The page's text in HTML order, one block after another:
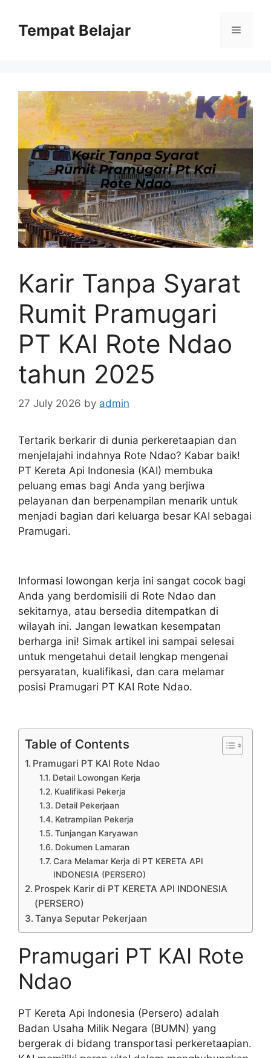
contentTempat Belajar Menu
Karir Tanpa Syarat
Rumit Pramugari
PT KAI Rote Ndao
tahun 2025
27 July 2026 by admin
Tertarik berkarir di dunia perkeretaapian dan
menjelajahi indahnya Rote Ndao? Kabar baik!
PT Kereta Api Indonesia (KAI) membuka
peluang emas bagi Anda yang berjiwa
pelayanan dan berpenampilan menarik untuk
menjadi bagian dari keluarga besar KAI sebagai
Pramugari.
Informasi lowongan kerja ini sangat cocok bagi
Anda yang berdomisili di Rote Ndao dan
sekitarnya, atau bersedia ditempatkan di
wilayah ini. Jangan lewatkan kesempatan
berharga ini! Simak artikel ini sampai selesai
untuk mengetahui detail lengkap mengenai
persyaratan, kualifikasi, dan cara melamar
posisi Pramugari PT KAI Rote Ndao.
Table of Contents
Pramugari PT KAI Rote Ndao
Detail Lowongan Kerja
Kualifikasi Pekerja
Detail Pekerjaan
Ketrampilan Pekerja
Tunjangan Karyawan
Dokumen Lamaran
Cara Melamar Kerja di PT KERETA API
INDONESIA (PERSERO)
Prospek Karir di PT KERETA API INDONESIA
(PERSERO)
Tanya Seputar Pekerjaan
Pramugari PT KAI Rote
Ndao
PT Kereta Api Indonesia (Persero) adalah
Badan Usaha Milik Negara (BUMN) yang
bergerak di bidang transportasi perkeretaapian.